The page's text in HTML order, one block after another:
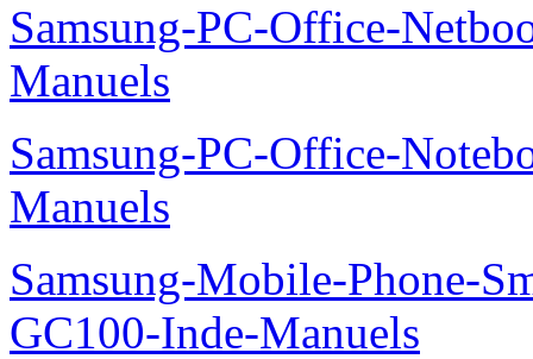
Samsung-PC-Office-
Manuels
Samsung-PC-Office-
Manuels
Samsung-Mobile-Phone-
GC100-Inde-Manuels